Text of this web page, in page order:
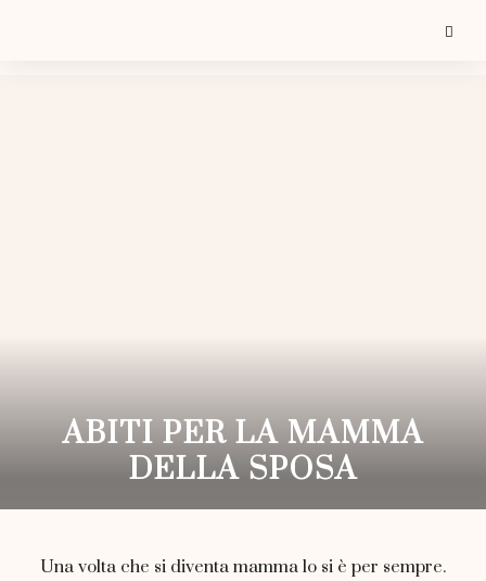
ABITI PER LA MAMMA
DELLA SPOSA
Una volta che si diventa mamma lo si è per sempre.